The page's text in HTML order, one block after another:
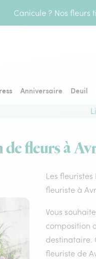
Canicule ? Nos
Anniversaire Deuil
fleurs à
Les
fleuriste à
Vous
composition
destinataire.
fleuriste de